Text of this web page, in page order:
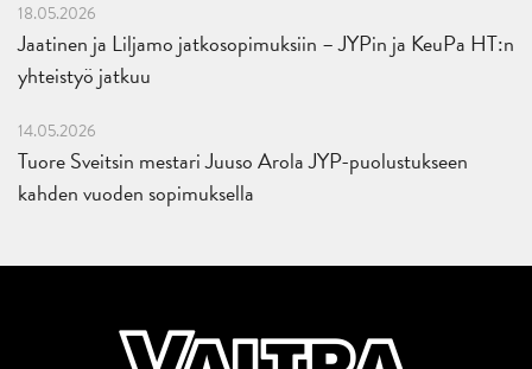
18.05.2026
Jaatinen ja Liljamo jatkosopimuksiin – JYPin ja KeuPa HT:n
yhteistyö jatkuu
14.05.2026
Tuore Sveitsin mestari Juuso Arola JYP-puolustukseen
kahden vuoden sopimuksella